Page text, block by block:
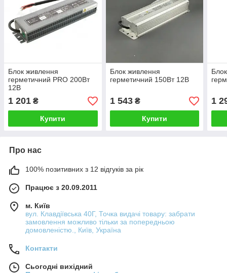
Блок живлення
герметичний PRO 200Вт
12В
1 201 ₴
Купити
Блок живлення
герметичний 150Вт 12В
1 543₴
Купити
1
Про нас
100% позитивних з 12 відгуків за рік
Працює з 20.09.2011
м. Київ
вул. Клавдіївська 40Г, Точка видачі товару: забрати
замовлення можливо тільки за попередньою
домовленістю., Київ, Україна
Контакти
Сьогодні вихідний